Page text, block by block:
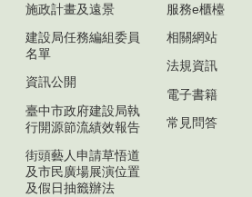
施政計畫及遠景
建設局任務編組委員
名單
資訊公開
臺中市政府建設局執
行開源節流績效報告
街頭藝人申請草悟道
及市民廣場展演位置
及假日抽籤辦法
服務e櫃檯
相關網站
法規資訊
電子書籍
常見問答